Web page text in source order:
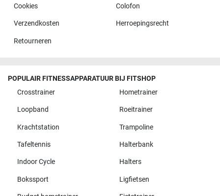
Cookies Colofon
Verzendkosten Herroepingsrecht
Retourneren
POPULAIR FITNESSAPPARATUUR BIJ FITSHOP
Crosstrainer
Hometrainer
Loopband Roeitrainer
Krachtstation Trampoline
Tafeltennis Halterbank
Indoor Cycle Halters
Bokssport Ligfietsen